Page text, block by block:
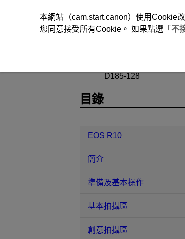
D185-128
目錄
EOS R10
簡介
準備及基本操作
基本拍攝區
創意拍攝區
本網站（cam.start.canon）使用Cookie
您同意接受所有Cookie。 如果點選「 不